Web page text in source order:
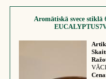
Aromātiskā svece stiklā